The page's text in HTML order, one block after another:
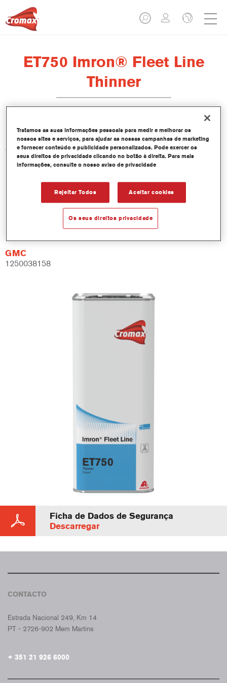
ET750 Imron® Fleet Line
Thinner
Características do produto
Product Variant
Referência do artigo
GMC
1250038158
Ficha de Dados de Segurança
Descarregar
CONTACTO
Estrada Nacional 249, Km 14
PT - 2726-902 Mem Martins
+ 351 21 926 6000
Tratamos as suas informações pessoais para medir e melhorar os
nossos sites e serviços, para ajudar as nossas campanhas de marketing
e fornecer conteúdo e publicidade personalizados. Pode exercer os
seus direitos de privacidade clicando no botão à direita. Para mais
informações, consulte o nosso aviso de privacidade
Rejeitar Todos Aceitar cookies
Os seus direitos privacidade